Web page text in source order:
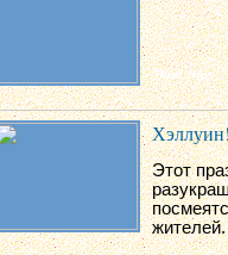
Этот